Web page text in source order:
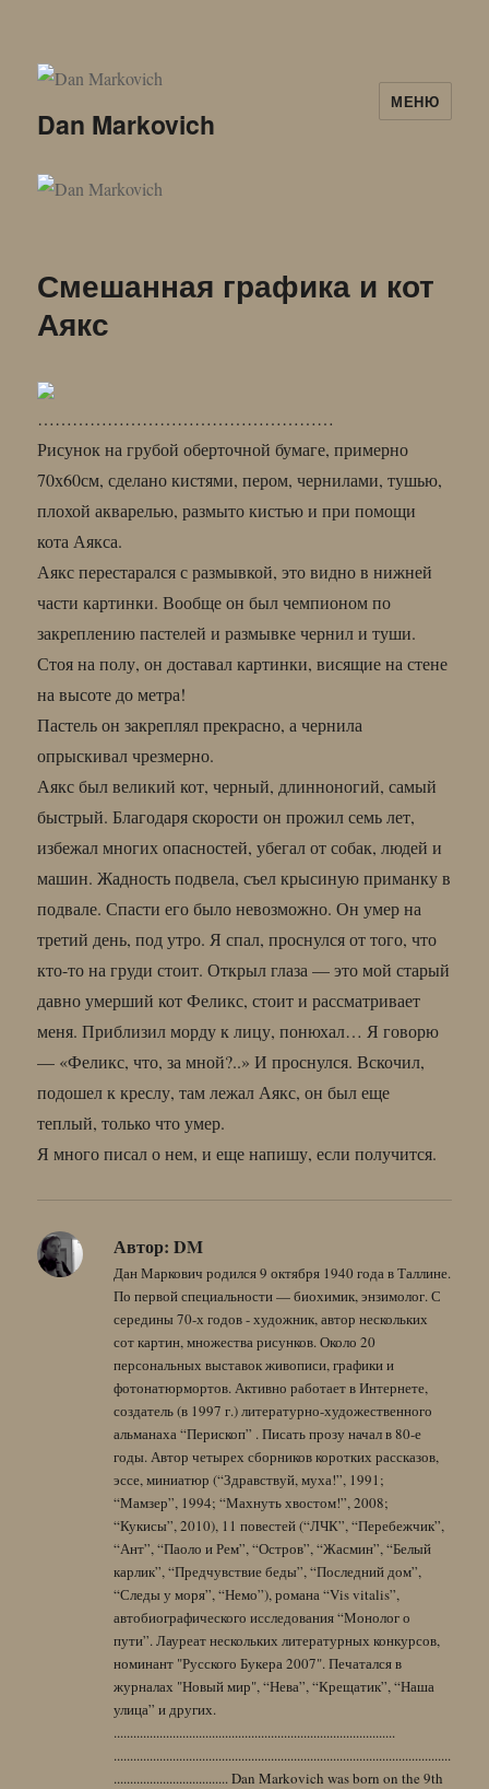
Dan Markovich
МЕНЮ
Смешанная графика и кот
Аякс
……………………………………………
Рисунок на грубой оберточной бумаге, примерно
70х60см, сделано кистями, пером, чернилами, тушью,
плохой акварелью, размыто кистью и при помощи
кота Аякса.
Аякс перестарался с размывкой, это видно в нижней
части картинки. Вообще он был чемпионом по
закреплению пастелей и размывке чернил и туши.
Стоя на полу, он доставал картинки, висящие на стене
на высоте до метра!
Пастель он закреплял прекрасно, а чернила
опрыскивал чрезмерно.
Аякс был великий кот, черный, длинноногий, самый
быстрый. Благодаря скорости он прожил семь лет,
избежал многих опасностей, убегал от собак, людей и
машин. Жадность подвела, съел крысиную приманку в
подвале. Спасти его было невозможно. Он умер на
третий день, под утро. Я спал, проснулся от того, что
кто-то на груди стоит. Открыл глаза — это мой старый
давно умерший кот Феликс, стоит и рассматривает
меня. Приблизил морду к лицу, понюхал… Я говорю
— «Феликс, что, за мной?..» И проснулся. Вскочил,
подошел к креслу, там лежал Аякс, он был еще
теплый, только что умер.
Я много писал о нем, и еще напишу, если получится.
Автор: DM
Дан Маркович родился 9 октября 1940 года в Таллине.
По первой специальности — биохимик, энзимолог. С
середины 70-х годов - художник, автор нескольких
сот картин, множества рисунков. Около 20
персональных выставок живописи, графики и
фотонатюрмортов. Активно работает в Интернете,
создатель (в 1997 г.) литературно-художественного
альманаха “Перископ” . Писать прозу начал в 80-е
годы. Автор четырех сборников коротких рассказов,
эссе, миниатюр (“Здравствуй, муха!”, 1991;
“Мамзер”, 1994; “Махнуть хвостом!”, 2008;
“Кукисы”, 2010), 11 повестей (“ЛЧК”, “Перебежчик”,
“Ант”, “Паоло и Рем”, “Остров”, “Жасмин”, “Белый
карлик”, “Предчувствие беды”, “Последний дом”,
“Следы у моря”, “Немо”), романа “Vis vitalis”,
автобиографического исследования “Монолог о
пути”. Лауреат нескольких литературных конкурсов,
номинант "Русского Букера 2007". Печатался в
журналах "Новый мир", “Нева”, “Крещатик”, “Наша
улица” и других.
......................................................................................
.......................................................................................................
................................... Dan Markovich was born on the 9th